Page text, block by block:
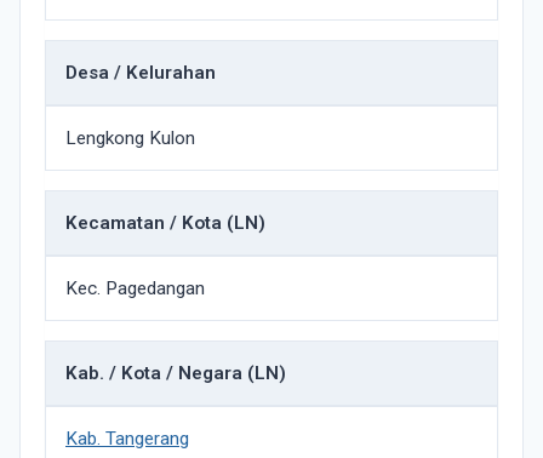
Desa / Kelurahan
Lengkong Kulon
Kecamatan / Kota (LN)
Kec. Pagedangan
Kab. / Kota / Negara (LN)
Kab. Tangerang